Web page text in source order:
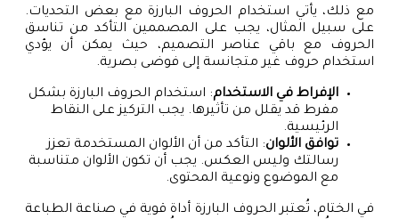
مع ذلك، يأتي استخدام الحروف البارزة مع بعض التحديات.
على سبيل المثال، يجب على المصممين التأكد من تناسق
الحروف مع باقي عناصر التصميم، حيث يمكن أن يؤدي
استخدام حروف غير متجانسة إلى فوضى بصرية.
الإفراط في الاستخدام: استخدام الحروف البارزة بشكل
مفرط قد يقلل من تأثيرها. يجب التركيز على النقاط
الرئيسية.
توافق الألوان: التأكد من أن الألوان المستخدمة تعزز
رسالتك وليس العكس. يجب أن تكون الألوان متناسبة
مع الموضوع ونوعية المحتوى.
في الختام، تُعتبر الحروف البارزة أداة قوية في صناعة الطباعة